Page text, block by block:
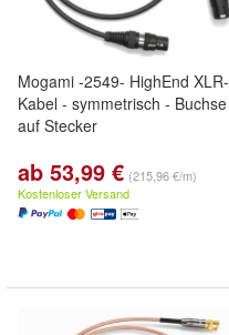
Mogami -2549- HighEnd XLR-
Kabel - symmetrisch - Buchse
auf Stecker
ab 53,99 € (215,96 €/m)
Kostenloser Versand